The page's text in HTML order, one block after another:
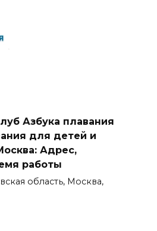
Азбука плавания
для детей и
Адрес,
работы
область, Москва,